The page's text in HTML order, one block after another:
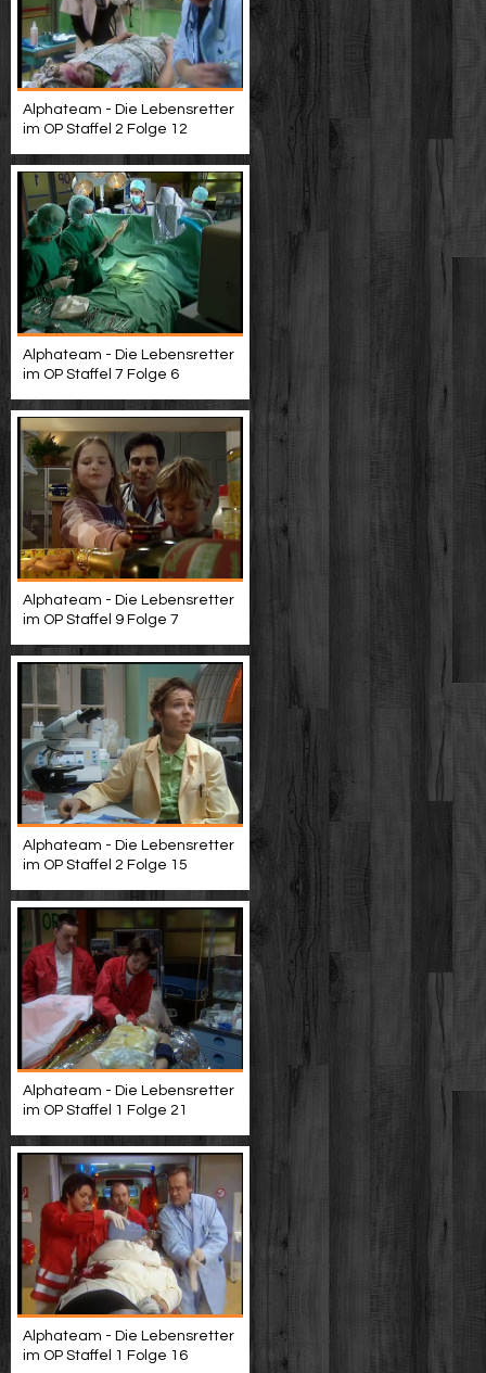
Alphateam - Die Lebensretter
im OP Staffel 2 Folge 12
Alphateam - Die Lebensretter
im OP Staffel 7 Folge 6
Alphateam - Die Lebensretter
im OP Staffel 9 Folge 7
Alphateam - Die Lebensretter
im OP Staffel 2 Folge 15
Alphateam - Die Lebensretter
im OP Staffel 1 Folge 21
Alphateam - Die Lebensretter
im OP Staffel 1 Folge 16